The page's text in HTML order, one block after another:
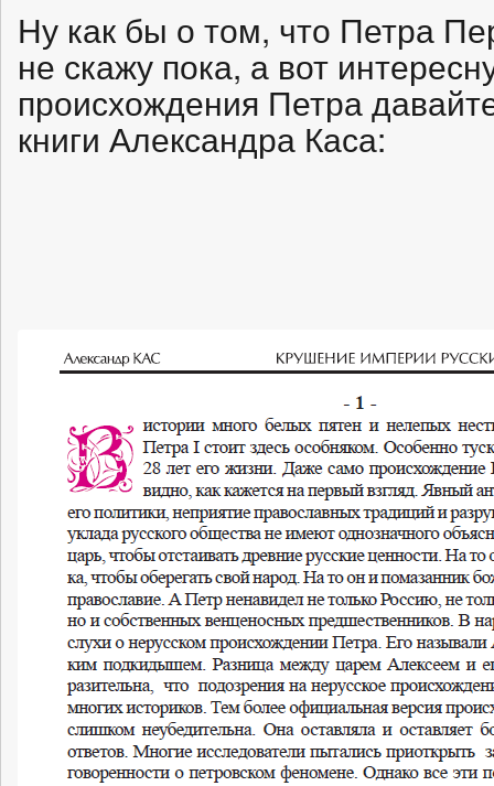
Ну как бы о том, что Петра
не скажу пока, а вот
происхождения Петра
книги Александра Каса: